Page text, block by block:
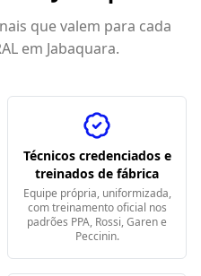
que valem para cada
em Jabaquara.
Técnicos credenciados e
treinados de fábrica
Equipe própria, uniformizada,
com treinamento oficial nos
padrões PPA, Rossi, Garen e
Peccinin.